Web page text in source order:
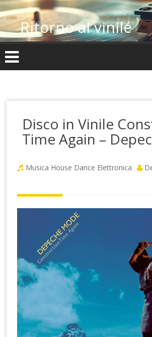
Vai
al
contenutoRitorno al vinile
Disco in Vinile
Time Again –
Musica House Dance Elettronica